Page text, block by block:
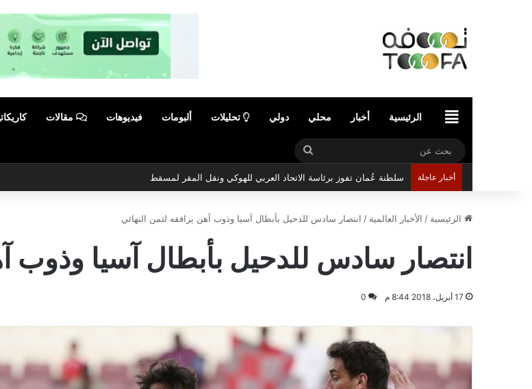
الرئيسيةالرئيسية أخبار محلي دولي تحليلات ألبومات فيديوهات مقالات
بحث
عن
أخبار عاجلة سلطنة عُمان تفوز برئاسة الاتحاد العربي للهوكي ونقل المقر لمسقط
الرئيسية / الأخبار العالمية / انتصار سادس للدحيل بأبطال آسيا وذوب آهن يرافقه لثمن النهائي
انتصار سادس للدحيل بأبطال آسيا وذوب
17 أبريل، 2018 8:44 م 0